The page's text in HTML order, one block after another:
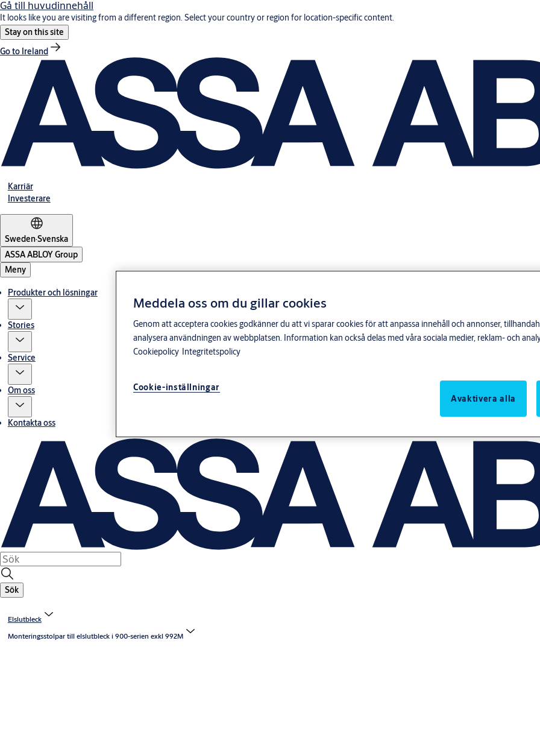
Gå till huvudinnehåll
It looks like you are visiting from a different region. Select your country or region for location-specific content.
Stay on this site
Go to Ireland
Karriär
Investerare
Sweden·Svenska
ASSA ABLOY Group
Meny
Produkter och lösningar
Stories
Service
Om oss
Kontakta oss
Sök
Elslutbleck
Monteringsstolpar till elslutbleck i 900-serien exkl 992M
Meddela oss om du gillar cookies
Genom att acceptera cookies godkänner du att vi sparar cookies för att anpassa innehåll och annonser,
analysera användningen av webbplatsen. Information kan också delas med våra sociala medier, reklam- och
Cookiepolicy Integritetspolicy
Cookie-inställningar
Avaktivera alla